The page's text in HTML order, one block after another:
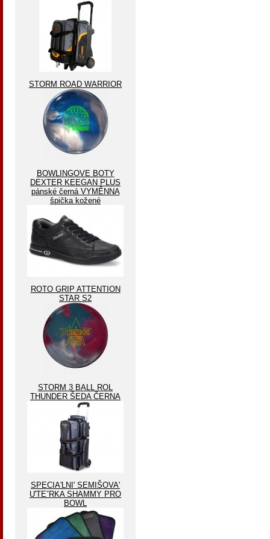
STORM ROAD WARRIOR
BOWLINGOVE BOTY
DEXTER KEEGAN PLUS
pánské černá VYMĚNNA
špička kožené
ROTO GRIP ATTENTION
STAR S2
STORM 3 BALL ROL
THUNDER ŠEDA ČERNA
SPECIA'LNI' SEMIŠOVA'
U'TEˇRKA SHAMMY PRO
BOWL